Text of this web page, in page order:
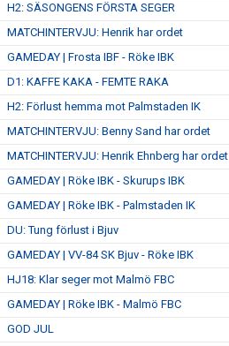
H2: SÄSONGENS FÖRSTA SEGER
MATCHINTERVJU: Henrik har ordet
GAMEDAY | Frosta IBF - Röke IBK
D1: KAFFE KAKA - FEMTE RAKA
H2: Förlust hemma mot Palmstaden IK
MATCHINTERVJU: Benny Sand har ordet
MATCHINTERVJU: Henrik Ehnberg har ordet
GAMEDAY | Röke IBK - Skurups IBK
GAMEDAY | Röke IBK - Palmstaden IK
DU: Tung förlust i Bjuv
GAMEDAY | VV-84 SK Bjuv - Röke IBK
HJ18: Klar seger mot Malmö FBC
GAMEDAY | Röke IBK - Malmö FBC
GOD JUL